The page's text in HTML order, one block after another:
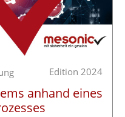
Edition 2024
anhand eines